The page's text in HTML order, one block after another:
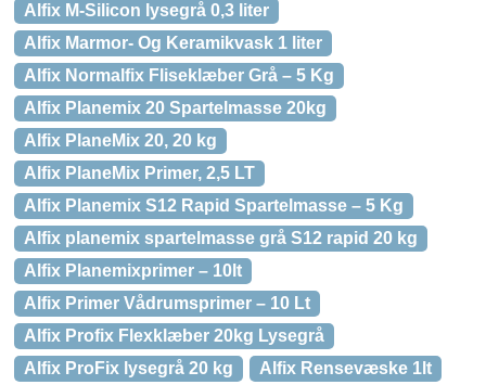
Alfix M-Silicon lysegrå 0,3 liter
Alfix Marmor- Og Keramikvask 1 liter
Alfix Normalfix Fliseklæber Grå – 5 Kg
Alfix Planemix 20 Spartelmasse 20kg
Alfix PlaneMix 20, 20 kg
Alfix PlaneMix Primer, 2,5 LT
Alfix Planemix S12 Rapid Spartelmasse – 5 Kg
Alfix planemix spartelmasse grå S12 rapid 20 kg
Alfix Planemixprimer – 10lt
Alfix Primer Vådrumsprimer – 10 Lt
Alfix Profix Flexklæber 20kg Lysegrå
Alfix ProFix lysegrå 20 kg
Alfix Rensevæske 1lt